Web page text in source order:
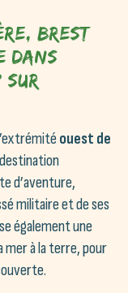
Brest
dans
sur
ouest de
d’aventure,
militaire et de ses
également une
mer à la terre, pour